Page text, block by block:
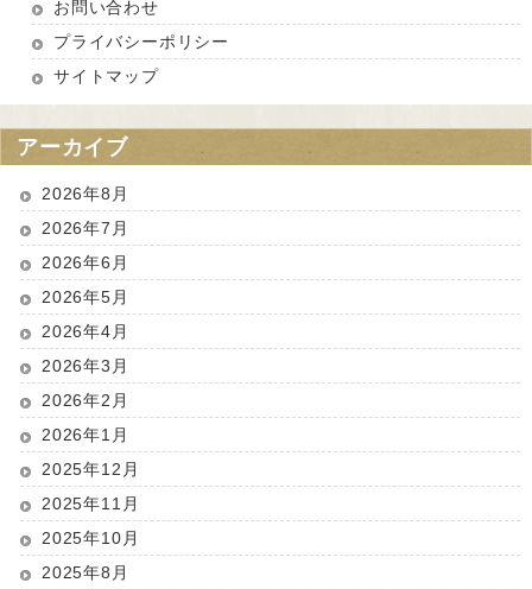
お問い合わせ
プライバシーポリシー
サイトマップ
アーカイブ
2026年8月
2026年7月
2026年6月
2026年5月
2026年4月
2026年3月
2026年2月
2026年1月
2025年12月
2025年11月
2025年10月
2025年8月